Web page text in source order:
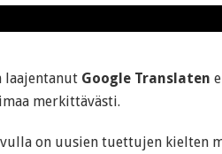
laajentanut Google Translaten
merkittävästi.
on uusien tuettujen kielten